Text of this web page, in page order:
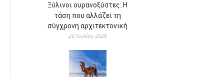
Ξύλινοι ουρανοξύστες: Η
τάση που αλλάζει τη
σύγχρονη αρχιτεκτονική
28 Ιουλίου 2026